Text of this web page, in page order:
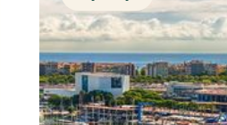
The beautiful
capital
Barcelona, Spain